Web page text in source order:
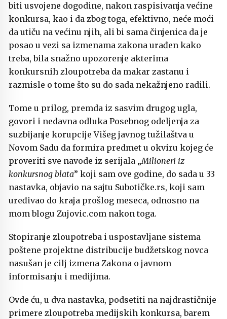
biti usvojene dogodine, nakon raspisivanja većine
konkursa, kao i da zbog toga, efektivno, neće moći
da utiču na većinu njih, ali bi sama činjenica da je
posao u vezi sa izmenama zakona urađen kako
treba, bila snažno upozorenje akterima
konkursnih zloupotreba da makar zastanu i
razmisle o tome što su do sada nekažnjeno radili.
Tome u prilog, premda iz sasvim drugog ugla,
govori i nedavna odluka Posebnog odeljenja za
suzbijanje korupcije Višeg javnog tužilaštva u
Novom Sadu da formira predmet u okviru kojeg će
proveriti sve navode iz serijala „Milioneri iz
konkursnog blata” koji sam ove godine, do sada u 33
nastavka, objavio na sajtu Subotičke.rs, koji sam
uređivao do kraja prošlog meseca, odnosno na
mom blogu Zujovic.com nakon toga.
Stopiranje zloupotreba i uspostavljane sistema
poštene projektne distribucije budžetskog novca
nasušan je cilj izmena Zakona o javnom
informisanju i medijima.
Ovde ću, u dva nastavka, podsetiti na najdrastičnije
primere zloupotreba medijskih konkursa, barem